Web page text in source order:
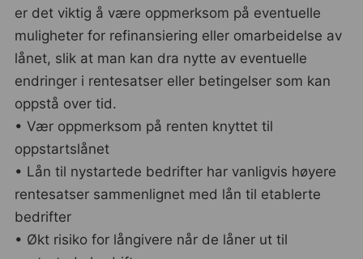
er det viktig å være oppmerksom på eventuelle
muligheter for refinansiering eller omarbeidelse av
lånet, slik at man kan dra nytte av eventuelle
endringer i rentesatser eller betingelser som kan
oppstå over tid.
• Vær oppmerksom på renten knyttet til
oppstartslånet
• Lån til nystartede bedrifter har vanligvis høyere
rentesatser sammenlignet med lån til etablerte
bedrifter
• Økt risiko for långivere når de låner ut til